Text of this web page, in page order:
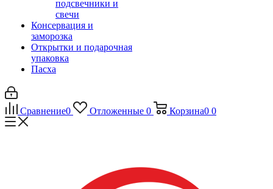
подсвечники и
свечи
Консервация и
заморозка
Открытки и подарочная
упаковка
Пасха
Сравнение0 Отложенные 0 Корзина0 0